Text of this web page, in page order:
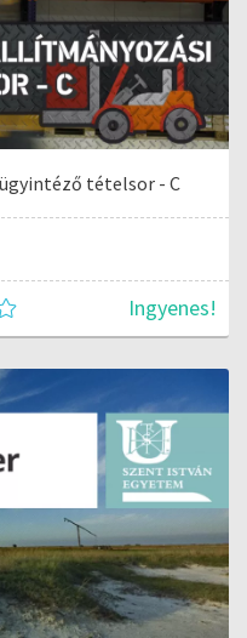
tételsor - C
Ingyenes!